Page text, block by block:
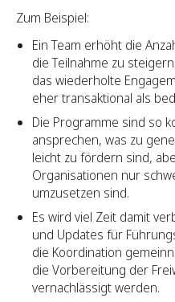
Zum Beispiel:
Ein Team erhöht die
die Teilnahme zu
das wiederholte
eher transaktional als
Die Programme sind so
ansprechen, was zu
leicht zu fördern sind,
Organisationen nur
umzusetzen sind.
Es wird viel Zeit damit
und Updates für
die Koordination
die Vorbereitung der
vernachlässigt werden.